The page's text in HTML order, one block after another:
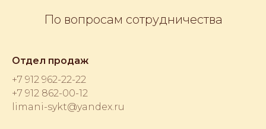
По вопросам сотрудничества
Отдел продаж
+7 912 962-22-22
+7 912 862-00-12
limani-sykt@yandex.ru